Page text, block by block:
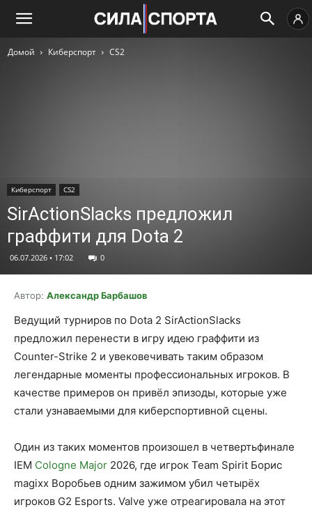
Домой Киберспорт CS2
Киберспорт CS2
SirActionSlacks предложил
граффити для Dota 2
06.07.2026 • 17:02 0
Автор: Александр Барбашов
Ведущий турниров по Dota 2 SirActionSlacks
предложил перенести в игру идею граффити из
Counter-Strike 2 и увековечивать таким образом
легендарные моменты профессиональных игроков. В
качестве примеров он привёл эпизоды, которые уже
стали узнаваемыми для киберспортивной сцены.
Один из таких моментов произошел в четвертьфинале
IEM Cologne Major 2026, где игрок Team Spirit Борис
magixx Воробьев одним зажимом убил четырёх
игроков G2 Esports. Valve уже отреагировала на этот